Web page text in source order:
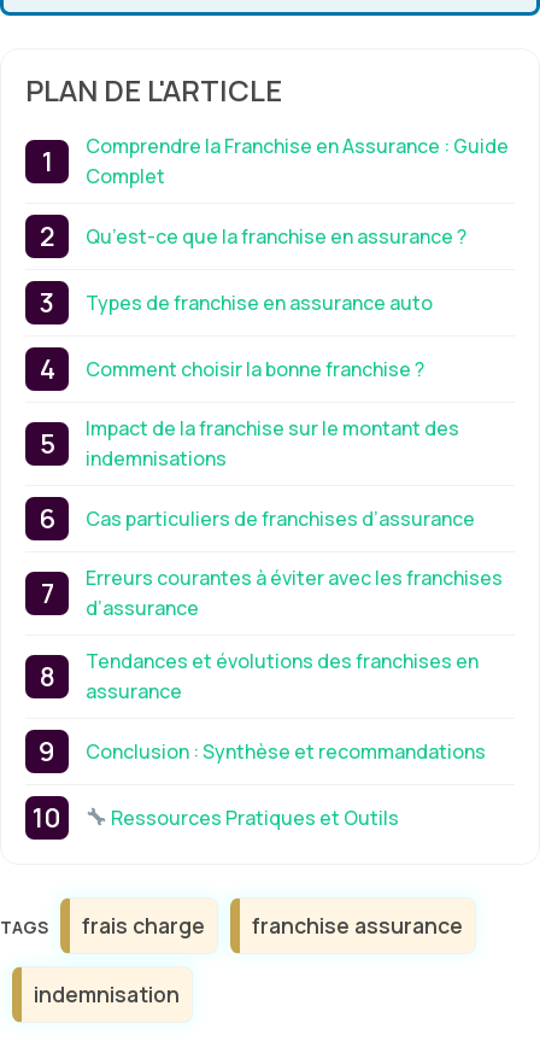
PLAN DE L'ARTICLE
Comprendre la Franchise en Assurance : Guide
Complet
Qu’est-ce que la franchise en assurance ?
Types de franchise en assurance auto
Comment choisir la bonne franchise ?
Impact de la franchise sur le montant des
indemnisations
Cas particuliers de franchises d’assurance
Erreurs courantes à éviter avec les franchises
d’assurance
Tendances et évolutions des franchises en
assurance
Conclusion : Synthèse et recommandations
Ressources Pratiques et Outils
Étiquettes
frais charge franchise assurance
indemnisation